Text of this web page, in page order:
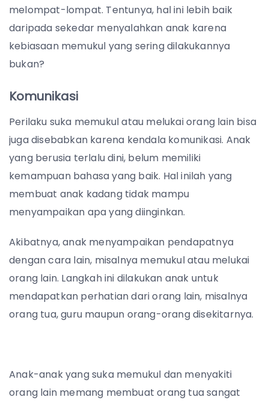
melompat-lompat. Tentunya, hal ini lebih baik
daripada sekedar menyalahkan anak karena
kebiasaan memukul yang sering dilakukannya
bukan?
Komunikasi
Perilaku suka memukul atau melukai orang lain bisa
juga disebabkan karena kendala komunikasi. Anak
yang berusia terlalu dini, belum memiliki
kemampuan bahasa yang baik. Hal inilah yang
membuat anak kadang tidak mampu
menyampaikan apa yang diinginkan.
Akibatnya, anak menyampaikan pendapatnya
dengan cara lain, misalnya memukul atau melukai
orang lain. Langkah ini dilakukan anak untuk
mendapatkan perhatian dari orang lain, misalnya
orang tua, guru maupun orang-orang disekitarnya.
Anak-anak yang suka memukul dan menyakiti
orang lain memang membuat orang tua sangat